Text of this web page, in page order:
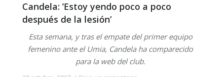
Candela: ‘Estoy yendo poco a poco
después de la lesión’
Esta semana, y tras el empate del primer equipo
femenino ante el Umia, Candela ha comparecido
para la web del club.